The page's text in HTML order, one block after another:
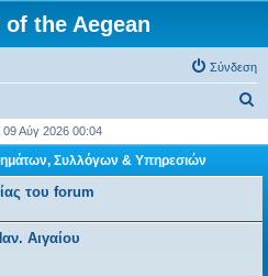
the Aegean
Σύνδεση
ζ
09 Αύγ 2026 00:04
Συλλόγων & Υπηρεσιών
του forum
Αιγαίου